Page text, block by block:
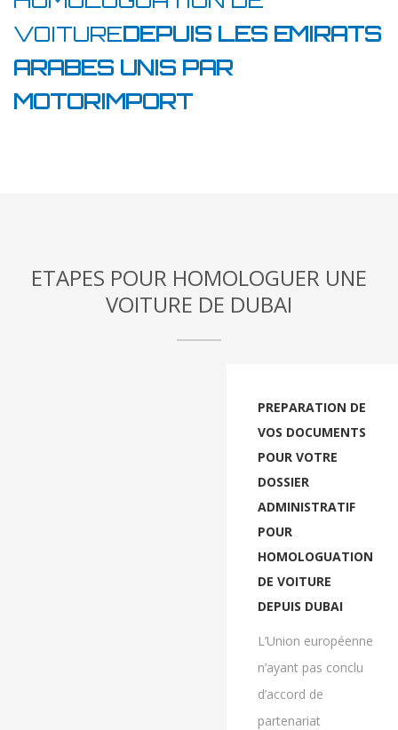
VOITUREDEPUIS LES EMIRATS
ARABES UNIS PAR
MOTORIMPORT
ETAPES POUR HOMOLOGUER UNE
VOITURE DE DUBAI
PREPARATION DE
VOS DOCUMENTS
POUR VOTRE
DOSSIER
ADMINISTRATIF
POUR
HOMOLOGUATION
DE VOITURE
DEPUIS DUBAI
L’Union européenne
n’ayant pas conclu
d’accord de
partenariat